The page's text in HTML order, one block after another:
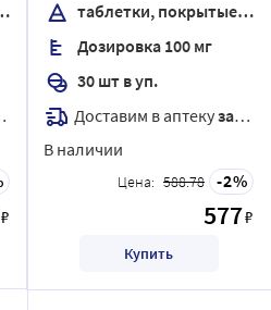
₽
таблетки, покрытые пленочной оболочкой
Дозировка 100 мг
30 шт в уп.
Доставим в аптекузавтра
В наличии
Цена: 588.78 2
577₽
Купить